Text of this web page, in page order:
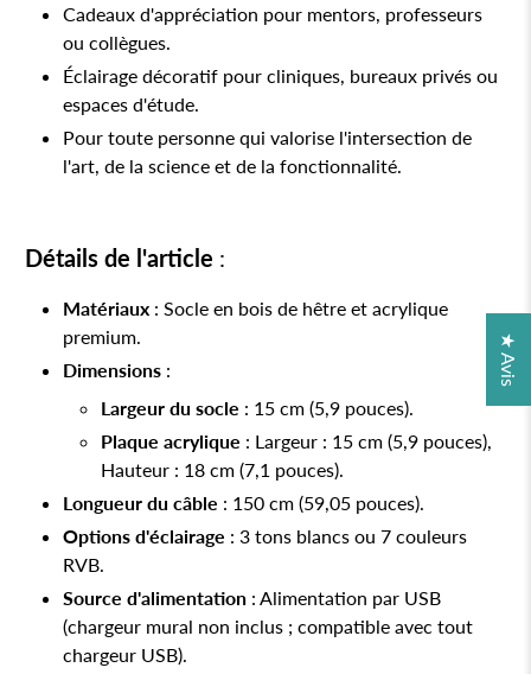
Cadeaux d'appréciation pour mentors, professeurs
ou collègues.
Éclairage décoratif pour cliniques, bureaux privés ou
espaces d'étude.
Pour toute personne qui valorise l'intersection de
l'art, de la science et de la fonctionnalité.
Détails de l'article :
Matériaux : Socle en bois de hêtre et acrylique
premium.
Dimensions :
Largeur du socle : 15 cm (5,9 pouces).
Plaque acrylique : Largeur : 15 cm (5,9 pouces),
Hauteur : 18 cm (7,1 pouces).
Longueur du câble : 150 cm (59,05 pouces).
Options d'éclairage : 3 tons blancs ou 7 couleurs
RVB.
Source d'alimentation : Alimentation par USB
(chargeur mural non inclus ; compatible avec tout
chargeur USB).
★ Avis